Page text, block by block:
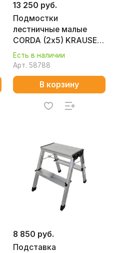
13 250 руб.
Подмостки
лестничные малые
CORDA (2х5) KRAUSE
080028
Есть в наличии
Арт. 58788
В корзину
8 850 руб.
Подставка